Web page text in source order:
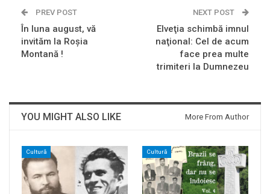
PREV POST
În luna august, vă
invităm la Roşia
Montană !
NEXT POST
Elveţia schimbă imnul
naţional: Cel de acum
face prea multe
trimiteri la Dumnezeu
YOU MIGHT ALSO LIKE More From Author
Cultură Cultură